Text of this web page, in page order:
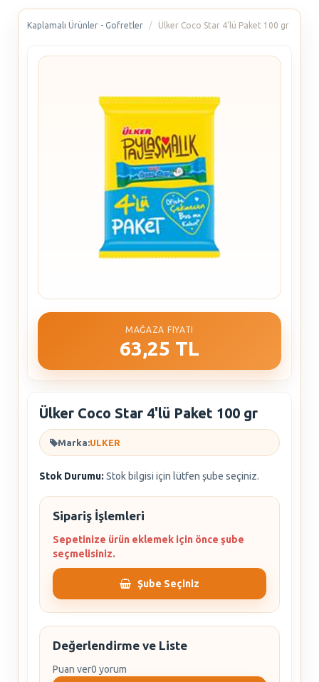
Kaplamalı Ürünler - Gofretler Ülker Coco Star 4'lü Paket 100 gr
MAĞAZA FIYATI
63,25 TL
Ülker Coco Star 4'lü Paket 100 gr
Marka:ULKER
Stok Durumu: Stok bilgisi için lütfen şube seçiniz.
Sipariş İşlemleri
Sepetinize ürün eklemek için önce şube
seçmelisiniz.
Şube Seçiniz
Değerlendirme ve Liste
Puan ver0 yorum